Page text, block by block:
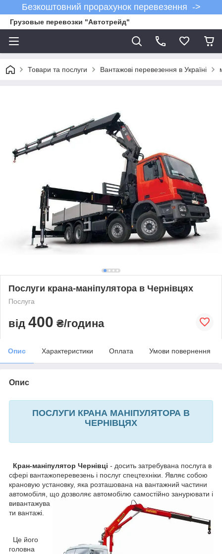
Безкоштовний прорахунок перевезення ->
Грузовые перевозки "Автотрейд"
Товари та послуги Вантажові перевезення в Україні
Послуги крана-маніпулятора в Чернівцях
Послуга
від 400 ₴/година
Опис Характеристики Оплата Умови повернення
Опис
ПОСЛУГИ КРАНА МАНІПУЛЯТОРА В
ЧЕРНІВЦЯХ
Кран-маніпулятор Чернівці - досить затребувана послуга в
сфері вантажоперевезень і послуг спецтехніки. Являє собою
крановую установку, яка розташована на вантажний частини
автомобіля, що дозволяє автомобілю самостійно занурювати і
вивантажува
ти вантажі.
Це його
головна